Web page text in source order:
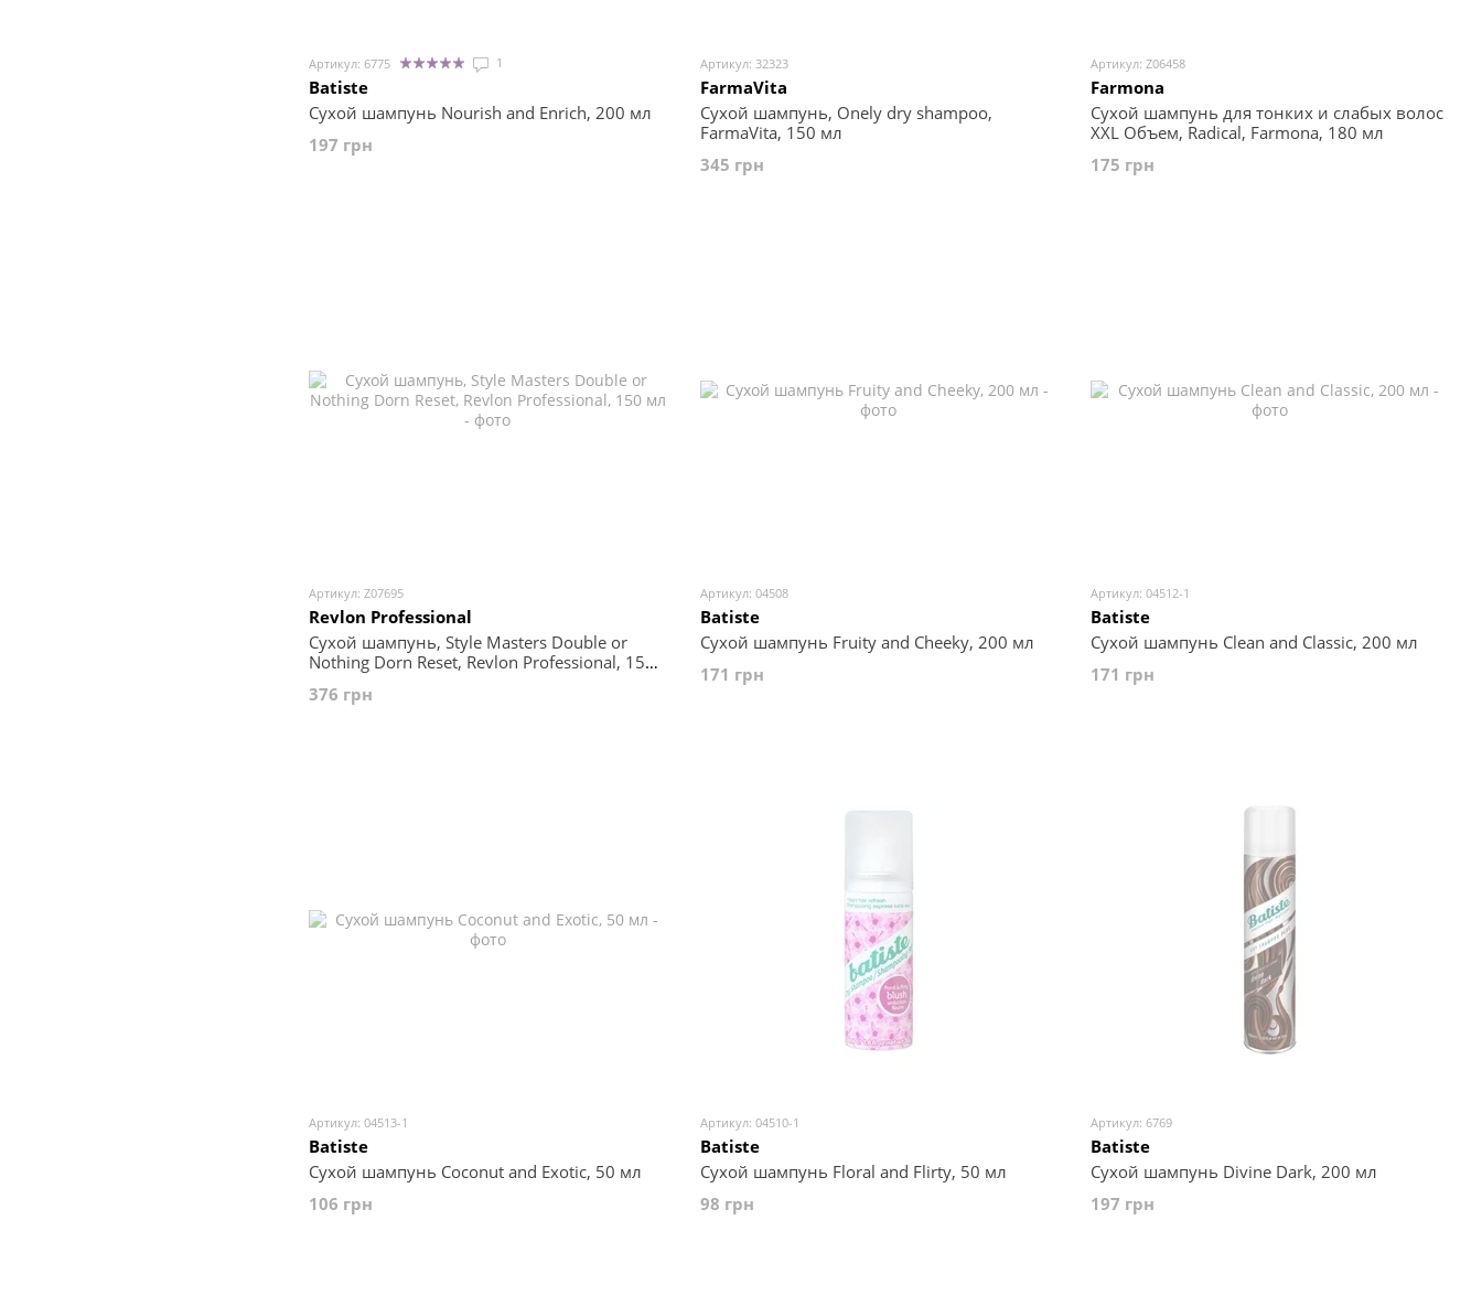
Артикул: 6775 1
Batiste
Сухой шампунь Nourish and Enrich, 200 мл
197 грн
Артикул: 32323
FarmaVita
Сухой шампунь, Onely dry shampoo,
FarmaVita, 150 мл
345 грн
Артикул: Z06458
Farmona
Сухой шампунь для тонких и слабых волос
XXL Объем, Radical, Farmona, 180 мл
175 грн
Артикул: Z07695
Revlon Professional
Сухой шампунь, Style Masters Double or
Nothing Dorn Reset, Revlon Professional, 150
376 грн
Артикул: 04508
Batiste
Сухой шампунь Fruity and Cheeky, 200 мл
171 грн
Артикул: 04512-1
Batiste
Сухой шампунь Clean and Classic, 200 мл
171 грн
Артикул: 04513-1
Batiste
Сухой шампунь Coconut and Exotic, 50 мл
106 грн
Артикул: 04510-1
Batiste
Сухой шампунь Floral and Flirty, 50 мл
98 грн
Артикул: 6769
Batiste
Сухой шампунь Divine Dark, 200 мл
197 грн